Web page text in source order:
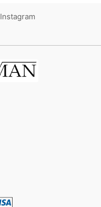
Instagram